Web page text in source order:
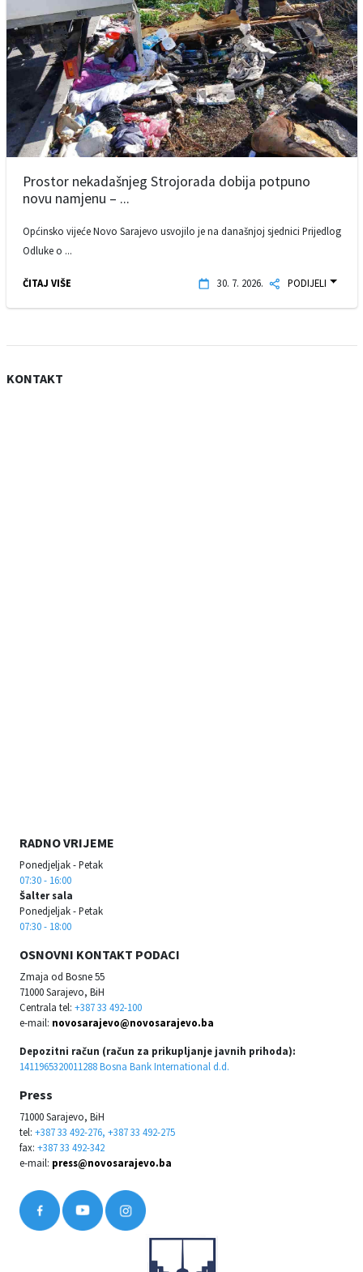
Prostor nekadašnjeg Strojorada dobija potpuno
novu namjenu – ...
Općinsko vijeće Novo Sarajevo usvojilo je na današnjoj sjednici Prijedlog
Odluke o ...
ČITAJ VIŠE 30. 7. 2026. PODIJELI
KONTAKT
RADNO VRIJEME
Ponedjeljak - Petak
07:30 - 16:00
Šalter sala
Ponedjeljak - Petak
07:30 - 18:00
OSNOVNI KONTAKT PODACI
Zmaja od Bosne 55
71000 Sarajevo, BiH
Centrala tel: +387 33 492-100
e-mail: novosarajevo@novosarajevo.ba
Depozitni račun (račun za prikupljanje javnih prihoda):
1411965320011288 Bosna Bank International d.d.
Press
71000 Sarajevo, BiH
tel: +387 33 492-276, +387 33 492-275
fax: +387 33 492-342
e-mail: press@novosarajevo.ba